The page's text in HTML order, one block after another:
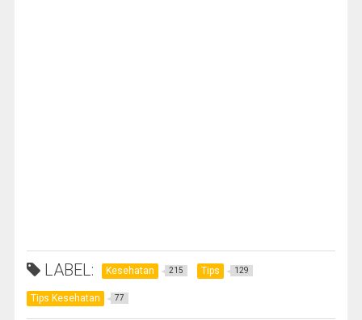
LABEL: Kesehatan 215 Tips 129
Tips Kesehatan 77